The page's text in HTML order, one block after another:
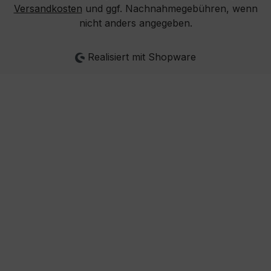
Versandkosten und ggf. Nachnahmegebühren, wenn
nicht anders angegeben.
Realisiert mit Shopware